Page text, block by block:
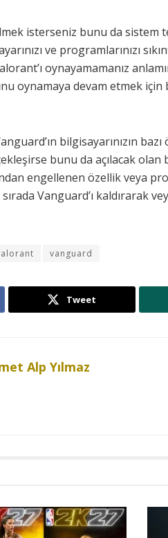
isterseniz bunu da
ve programlarınızı
oynayamamanız
oynamaya devam etmek için
bilgisayarınızın
bunu da açılacak
engellenen özellik veya
sırada Vanguard’ı kaldırarak
vanguard
Tweet
Alp Yılmaz